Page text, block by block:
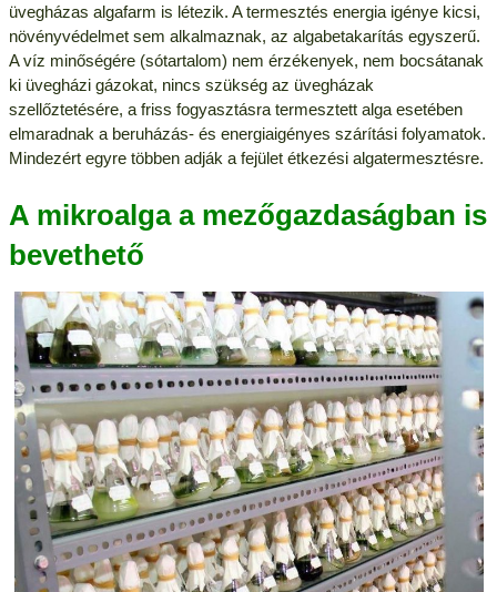
üvegházas algafarm is létezik. A termesztés energia igénye kicsi,
növényvédelmet sem alkalmaznak, az algabetakarítás egyszerű.
A víz minőségére (sótartalom) nem érzékenyek, nem bocsátanak
ki üvegházi gázokat, nincs szükség az üvegházak
szellőztetésére, a friss fogyasztásra termesztett alga esetében
elmaradnak a beruházás- és energiaigényes szárítási folyamatok.
Mindezért egyre többen adják a fejület étkezési algatermesztésre.
A mikroalga a mezőgazdaságban is
bevethető